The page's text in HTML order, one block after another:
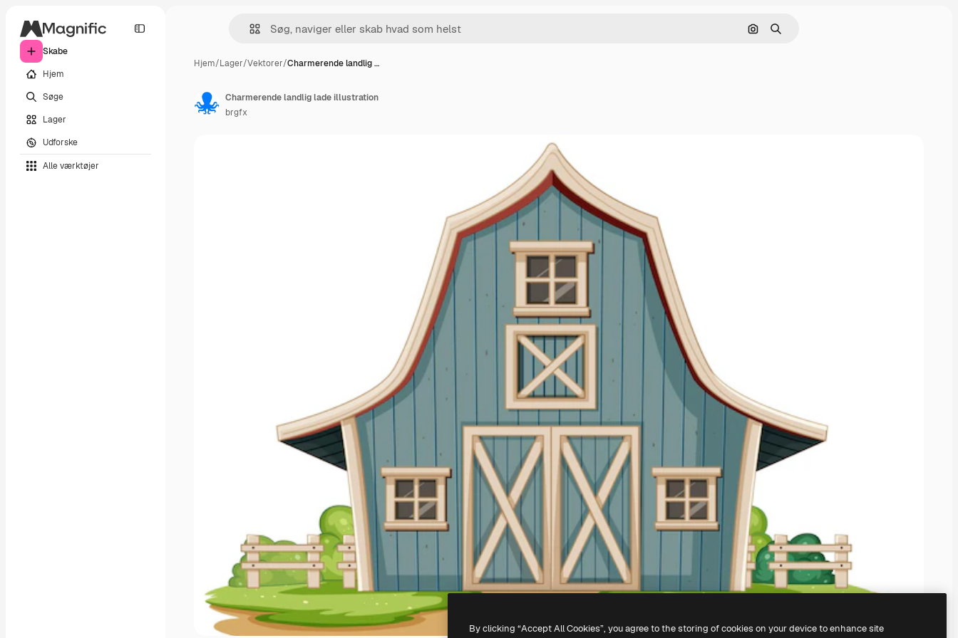
Skabe
Hjem
Søge
Lager
Udforske
Alle værktøjer
Søg efter billede
Søge
Hjem/Lager/Vektorer/Charmerende landlig …
Charmerende landlig lade illustration
brgfx
By clicking “Accept All Cookies”, you agree to the storing of cookies on your device to enhance site